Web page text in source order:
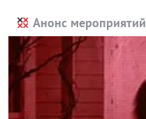
Анонс мероприятий